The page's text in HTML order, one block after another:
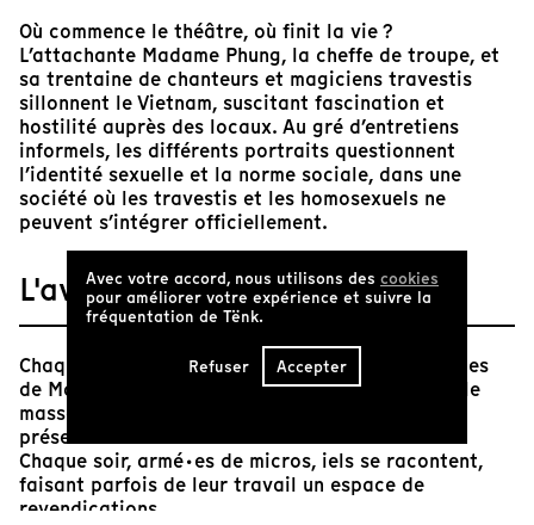
Où commence le théâtre, où finit la vie ?
L’attachante Madame Phung, la cheffe de troupe, et
sa trentaine de chanteurs et magiciens travestis
sillonnent le Vietnam, suscitant fascination et
hostilité auprès des locaux. Au gré d’entretiens
informels, les différents portraits questionnent
l’identité sexuelle et la norme sociale, dans une
société où les travestis et les homosexuels ne
peuvent s’intégrer officiellement.
L'avis de Tënk
Chaque soir, sous les lumières des stands, les filles
de Madame Phung se produisent devant une foule
massée qui ne semble assumer qu’à moitié sa
présence.
Chaque soir, armé·es de micros, iels se racontent,
faisant parfois de leur travail un espace de
revendications
Avec votre accord, nous utilisons des cookies
pour améliorer votre expérience et suivre la
fréquentation de Tënk.
Refuser Accepter